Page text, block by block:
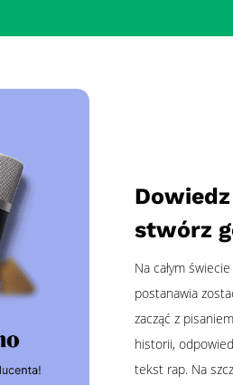
stwórz
Na całym
postanawia
zacząć z
historii,
tekst rap. Na